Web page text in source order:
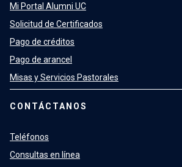
Mi Portal Alumni UC
Solicitud de Certificados
Pago de créditos
Pago de arancel
Misas y Servicios Pastorales
CONTÁCTANOS
Teléfonos
Consultas en línea